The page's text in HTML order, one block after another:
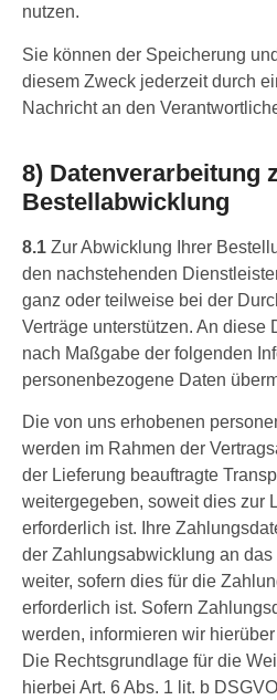
nutzen.
Sie können der Speicherung
diesem Zweck jederzeit durch
Nachricht an den
8) Datenverarbeitung
Bestellabwicklung
8.1 Zur Abwicklung Ihrer
den nachstehenden
ganz oder teilweise bei der
Verträge unterstützen. An diese
nach Maßgabe der folgenden
personenbezogene Daten
Die von uns erhobenen
werden im Rahmen der
der Lieferung beauftragte
weitergegeben, soweit dies zur
erforderlich ist. Ihre
der Zahlungsabwicklung an
weiter, sofern dies für die
erforderlich ist. Sofern
werden, informieren wir
Die Rechtsgrundlage für die
hierbei Art. 6 Abs. 1 lit. b